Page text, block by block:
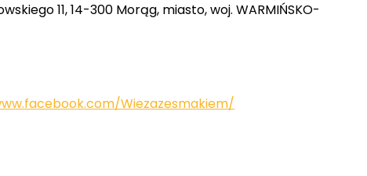
11, 14-300 Morąg, miasto, woj. WARMIŃSKO-
Wiezazesmakiem/